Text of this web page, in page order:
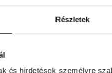
Részletek
és hirdetések személyre
Imre